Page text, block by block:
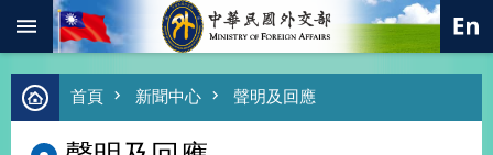
跳到主要內容區塊
進
階
首頁 新聞中心 聲明及回應